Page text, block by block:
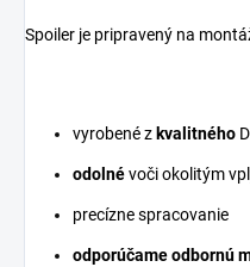
Spoiler je pripravený na
vyrobené z kvalitného
odolnévoči okolitým
precízne spracovanie
odporúčame odbornú